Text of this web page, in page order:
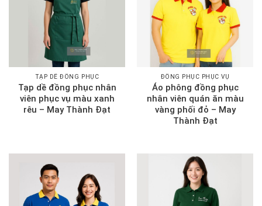
TẠP DỀ ĐỒNG PHỤC
Tạp dề đồng phục nhân
viên phục vụ màu xanh
rêu – May Thành Đạt
ĐỒNG PHỤC PHỤC VỤ
Áo phông đồng phục
nhân viên quán ăn màu
vàng phối đỏ – May
Thành Đạt